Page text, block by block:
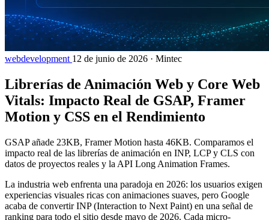
webdevelopment 12 de junio de 2026 · Mintec
Librerías de Animación Web y Core Web
Vitals: Impacto Real de GSAP, Framer
Motion y CSS en el Rendimiento
GSAP añade 23KB, Framer Motion hasta 46KB. Comparamos el
impacto real de las librerías de animación en INP, LCP y CLS con
datos de proyectos reales y la API Long Animation Frames.
La industria web enfrenta una paradoja en 2026: los usuarios exigen
experiencias visuales ricas con animaciones suaves, pero Google
acaba de convertir INP (Interaction to Next Paint) en una señal de
ranking para todo el sitio desde mayo de 2026. Cada micro-